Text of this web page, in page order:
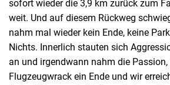
sofort wieder die 3,9 km zurück zum
weit. Und auf diesem Rückweg
nahm mal wieder kein Ende, keine
Nichts. Innerlich stauten sich
an und irgendwann nahm die Passion,
Flugzeugwrack ein Ende und wir